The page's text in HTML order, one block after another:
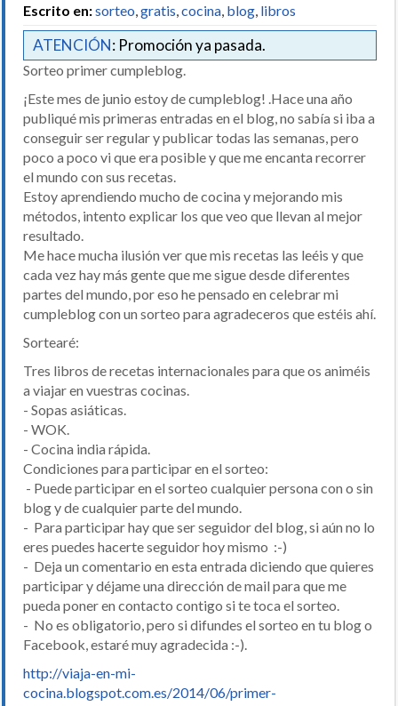
Escrito en:sorteo,gratis,cocina, blog, libros
ATENCIÓN: Promoción ya pasada.
Sorteo primer cumpleblog.
¡Este mes de junio estoy de cumpleblog! .Hace una año
publiqué mis primeras entradas en el blog, no sabía si iba a
conseguir ser regular y publicar todas las semanas, pero
poco a poco vi que era posible y que me encanta recorrer
el mundo con sus recetas.
Estoy aprendiendo mucho de cocina y mejorando mis
métodos, intento explicar los que veo que llevan al mejor
resultado.
Me hace mucha ilusión ver que mis recetas las leéis y que
cada vez hay más gente que me sigue desde diferentes
partes del mundo, por eso he pensado en celebrar mi
cumpleblog con un sorteo para agradeceros que estéis ahí.
Sortearé:
Tres libros de recetas internacionales para que os animéis
a viajar en vuestras cocinas.
- Sopas asiáticas.
- WOK.
- Cocina india rápida.
Condiciones para participar en el sorteo:
- Puede participar en el sorteo cualquier persona con o sin
blog y de cualquier parte del mundo.
- Para participar hay que ser seguidor del blog, si aún no lo
eres puedes hacerte seguidor hoy mismo :-)
- Deja un comentario en esta entrada diciendo que quieres
participar y déjame una dirección de mail para que me
pueda poner en contacto contigo si te toca el sorteo.
- No es obligatorio, pero si difundes el sorteo en tu blog o
Facebook, estaré muy agradecida :-).
http://viaja-en-mi-
cocina.blogspot.com.es/2014/06/primer-